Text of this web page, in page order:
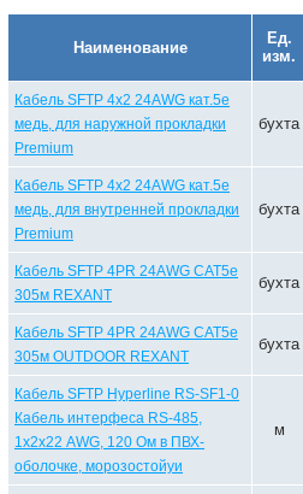
Наименование
Ед.
изм.
Кабель SFTP 4х2 24AWG кат.5е
медь, для наружной прокладки
Premium
бухта
Кабель SFTP 4х2 24AWG кат.5е
медь, для внутренней прокладки
Premium
бухта
Кабель SFTP 4PR 24AWG CAT5e
305м REXANT
бухта
Кабель SFTP 4PR 24AWG CAT5e
305м OUTDOOR REXANT
бухта
Кабель SFTP Hyperline RS-SF1-0
Кабель интерфеса RS-485,
1х2х22 AWG, 120 Ом в ПВХ-
оболочке, морозостойуи
м